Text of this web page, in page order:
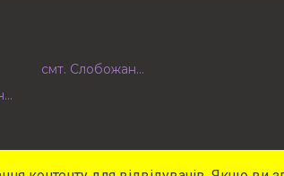
смт. Слобожанське